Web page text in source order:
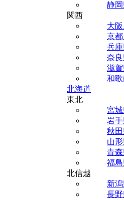
静
関西
大
京
兵
奈
滋
和
北海道
東北
宮
岩
秋
山
青
福
北信越
新
長